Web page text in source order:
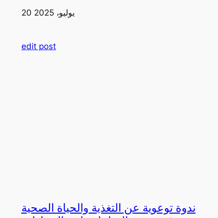
20 يوليو، 2025
edit post
ندوة توعوية عن التغذية والحياة الصحية